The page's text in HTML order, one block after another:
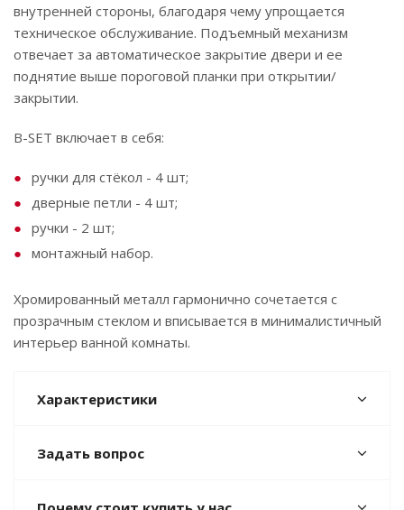
внутренней стороны, благодаря чему упрощается
техническое обслуживание. Подъемный механизм
отвечает за автоматическое закрытие двери и ее
поднятие выше пороговой планки при открытии/
закрытии.
B-SET включает в себя:
ручки для стёкол - 4 шт;
дверные петли - 4 шт;
ручки - 2 шт;
монтажный набор.
Хромированный металл гармонично сочетается с
прозрачным стеклом и вписывается в минималистичный
интерьер ванной комнаты.
Характеристики
Задать вопрос